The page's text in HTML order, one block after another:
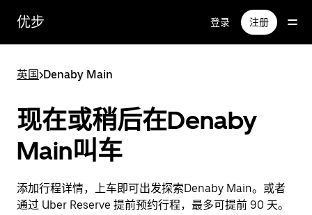
优步 登录 注册
英国>Denaby Main
现在或稍后在Denaby
Main叫车
添加行程详情，上车即可出发探索Denaby Main。或者
通过 Uber Reserve 提前预约行程，最多可提前 90 天。